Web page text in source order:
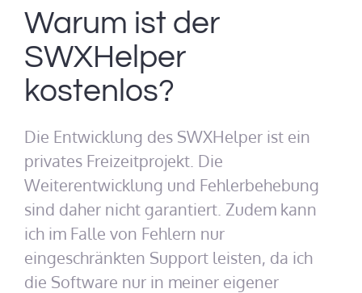
Warum ist der
SWXHelper
kostenlos?
Die Entwicklung des SWXHelper ist ein
privates Freizeitprojekt. Die
Weiterentwicklung und Fehlerbehebung
sind daher nicht garantiert. Zudem kann
ich im Falle von Fehlern nur
eingeschränkten Support leisten, da ich
die Software nur in meiner eigener